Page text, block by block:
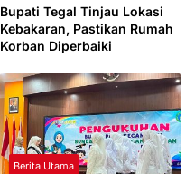
Bupati Tegal Tinjau Lokasi
Kebakaran, Pastikan Rumah
Korban Diperbaiki
Berita Utama